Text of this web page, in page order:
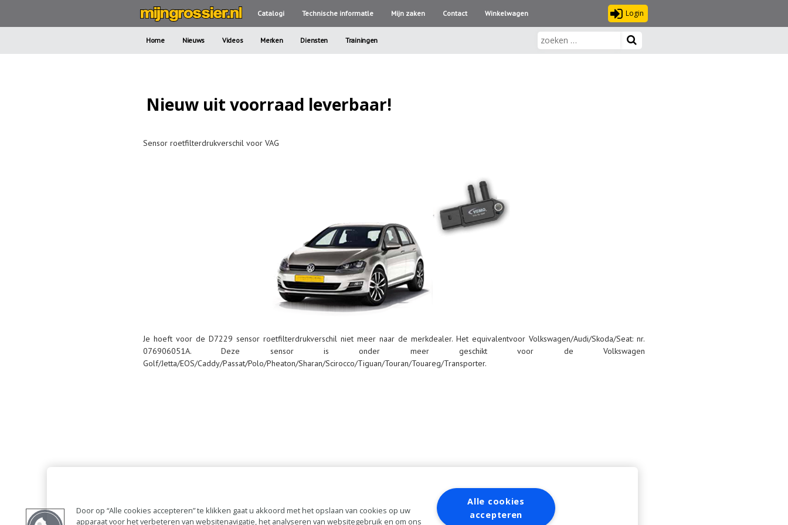
Catalogi Technische informatle Mijn zaken Contact Winkelwagen Login
Home Nieuws Videos Merken Diensten Trainingen
Nieuw uit voorraad leverbaar!
Sensor roetfilterdrukverschil voor VAG
Je hoeft voor de D7229 sensor roetfilterdrukverschil niet meer naar de merkdealer. Het equivalentvoor Volkswagen/Audi/Skoda/Seat: nr.
076906051A. Deze sensor is onder meer geschikt voor de Volkswagen
Golf/Jetta/EOS/Caddy/Passat/Polo/Pheaton/Sharan/Scirocco/Tiguan/Touran/Touareg/Transporter.
Door op “Alle cookies accepteren” te klikken gaat u akkoord met het opslaan van cookies op uw
apparaat voor het verbeteren van websitenavigatie, het analyseren van websitegebruik en om ons
Alle cookies
accepteren